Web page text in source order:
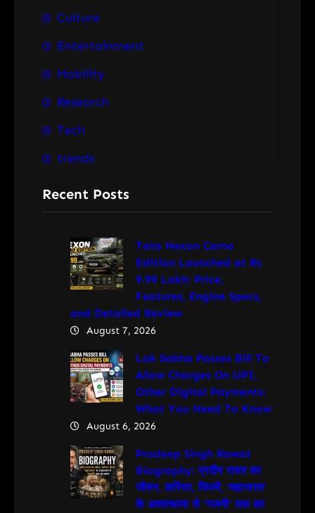
Culture
Entertainment
Mobility
Research
Tech
trends
Recent Posts
Tata Nexon Camo
Edition Launched at Rs
9.99 Lakh: Price,
Features, Engine Specs,
and Detailed Review
August 7, 2026
Lok Sabha Passes Bill To
Allow Charges On UPI,
Other Digital Payments:
What You Need To Know
August 6, 2026
Pradeep Singh Rawat
Biography: प्रदीप रावत का
जीवन, करियर, फिल्में, ‘महाभारत’
के अश्वत्थामा से ‘गजनी’ तक का